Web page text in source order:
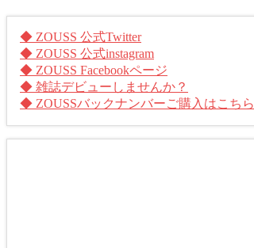
◆ ZOUSS 公式Twitter
◆ ZOUSS 公式instagram
◆ ZOUSS Facebookページ
◆ 雑誌デビューしませんか？
◆ ZOUSSバックナンバーご購入はこちら